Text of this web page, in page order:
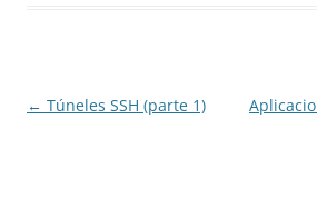
Navegación
← Túneles SSH (parte 1)